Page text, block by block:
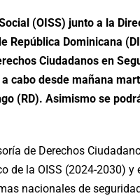
(OISS) junto a la
República Dominicana
Ciudadanos en
cabo desde mañana
(RD). Asimismo se
de Derechos
de la OISS (2024-2030)
nacionales de